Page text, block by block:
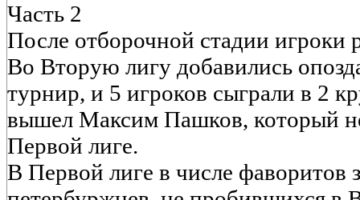
Часть 2
После отборочной стадии игроки
Во Вторую лигу добавились
турнир, и 5 игроков сыграли в 2
вышел Максим Пашков, который
Первой лиге.
В Первой лиге в числе фаворитов